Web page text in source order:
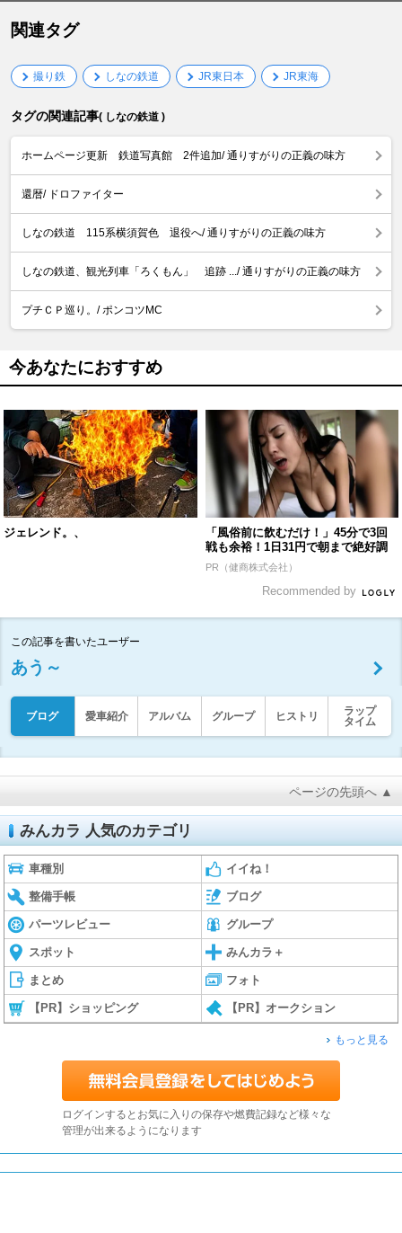
関連タグ
撮り鉄 しなの鉄道 JR東日本 JR東海
タグの関連記事( しなの鉄道 )
ホームページ更新 鉄道写真館 2件追加/ 通りすがりの正義の味方
還暦/ ドロファイター
しなの鉄道 115系横須賀色 退役へ/ 通りすがりの正義の味方
しなの鉄道、観光列車「ろくもん」 追跡 .../ 通りすがりの正義の味方
プチＣＰ巡り。/ ポンコツMC
今あなたにおすすめ
ジェレンド。、
「風俗前に飲むだけ！」45分で3回
戦も余裕！1日31円で朝まで絶好調
PR（健商株式会社）
Recommended by
この記事を書いたユーザー
あう～
ブログ 愛車紹介 アルバム グループ ヒストリ
ラップ
タイム
ページの先頭へ ▲
みんカラ 人気のカテゴリ
車種別 イイね！
整備手帳 ブログ
パーツレビュー グループ
スポット みんカラ＋
まとめ フォト
【PR】ショッピング 【PR】オークション
もっと見る
ログインするとお気に入りの保存や燃費記録など様々な
管理が出来るようになります